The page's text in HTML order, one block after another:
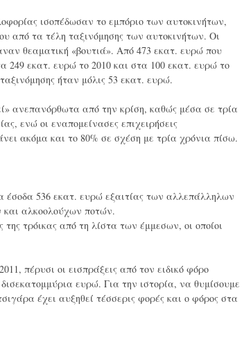
ισοπέδωσαν το εμπόριο των αυτοκινήτων,
από τα τέλη ταξινόμησης των αυτοκινήτων. Οι
θεαματική «βουτιά». Από 473 εκατ. ευρώ που
249 εκατ. ευρώ το 2010 και στα 100 εκατ. ευρώ το
ήταν μόλις 53 εκατ. ευρώ.
ανεπανόρθωτα από την κρίση, καθώς μέσα σε τρία
ενώ οι εναπομείνασες επιχειρήσεις
ακόμα και το 80% σε σχέση με τρία χρόνια πίσω.
έσοδα 536 εκατ. ευρώ εξαιτίας των αλλεπάλληλων
αλκοολούχων ποτών.
τρόικας από τη λίστα των έμμεσων, οι οποίοι
πέρυσι οι εισπράξεις από τον ειδικό φόρο
ευρώ. Για την ιστορία, να θυμίσουμε
έχει αυξηθεί τέσσερις φορές και ο φόρος στα